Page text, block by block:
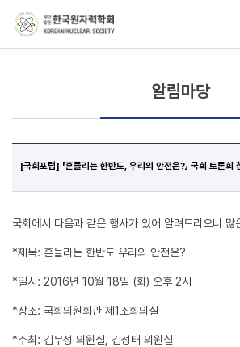
알림마당
[국회포럼] 「흔들리는 한반도, 우리의 안전은?」 국회 토론회
국회에서 다음과 같은 행사가 있어 알려드리오니 많
*제목: 흔들리는 한반도 우리의 안전은?
*일시: 2016년 10월 18일 (화) 오후 2시
*장소: 국회의원회관 제1소회의실
*주최: 김무성 의원실, 김성태 의원실